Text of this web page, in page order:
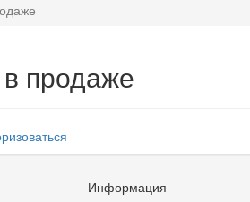
продаже
Информация